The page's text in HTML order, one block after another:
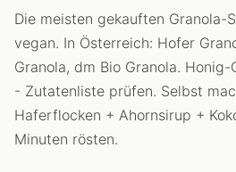
Die meisten gekauften Granola-
vegan. In Österreich: Hofer
Granola, dm Bio Granola.
- Zutatenliste prüfen. Selbst
Haferflocken + Ahornsirup +
Minuten rösten.